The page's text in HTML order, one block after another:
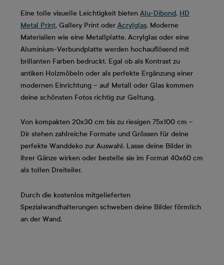
Eine tolle visuelle Leichtigkeit bieten Alu-Dibond, HD
Metal Print, Gallery Print oder Acrylglas. Moderne
Materialien wie eine Metallplatte, Acrylglas oder eine
Aluminium-Verbundplatte werden hochauflösend mit
brillanten Farben bedruckt. Egal ob als Kontrast zu
antiken Holzmöbeln oder als perfekte Ergänzung einer
modernen Einrichtung – auf Metall oder Glas kommen
deine schönsten Fotos richtig zur Geltung.
Von kompakten 20x30 cm bis zu riesigen 75x100 cm –
Dir stehen zahlreiche Formate und Grössen für deine
perfekte Wanddeko zur Auswahl. Lasse deine Bilder in
ihrer Gänze wirken oder bestelle sie im Format 40x60 cm
als tollen Dreiteiler.
Durch die kostenlos mitgelieferten
Spezialwandhalterungen schweben deine Bilder förmlich
an der Wand.